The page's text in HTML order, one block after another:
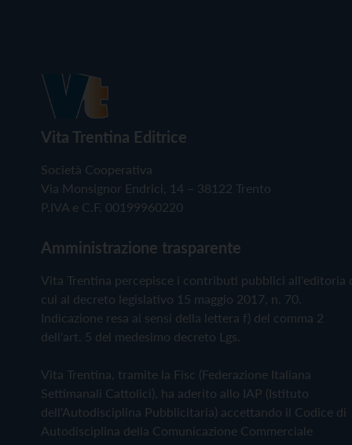
Vita Trentina Editrice
Società Cooperativa
Via Monsignor Endrici, 14 – 38122 Trento
P.IVA e C.F. 00199960220
Amministrazione trasparente
Vita Trentina percepisce i contributi pubblici all'editoria
cui al decreto legislativo 15 maggio 2017, n. 70.
Indicazione resa ai sensi della lettera f) del comma 2
dell'art. 5 del medesimo decreto Lgs.
Vita Trentina, tramite la Fisc (Federazione Italiana
Settimanali Cattolici), ha aderito allo IAP (Istituto
dell'Autodisciplina Pubblicitaria) accettando il Codice di
Autodisciplina della Comunicazione Commerciale